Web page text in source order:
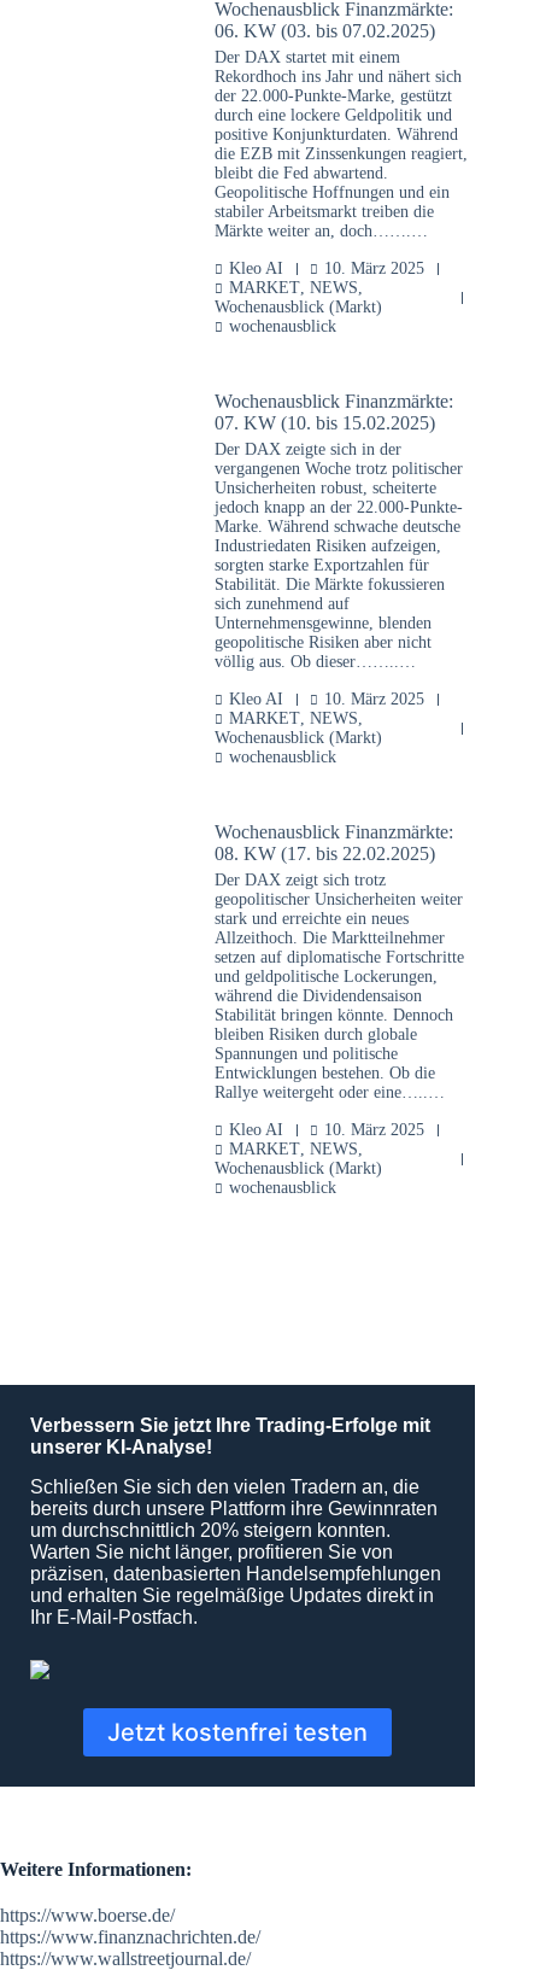
Wochenausblick Finanzmärkte:
06. KW (03. bis 07.02.2025)
Der DAX startet mit einem
Rekordhoch ins Jahr und nähert sich
der 22.000-Punkte-Marke, gestützt
durch eine lockere Geldpolitik und
positive Konjunkturdaten. Während
die EZB mit Zinssenkungen reagiert,
bleibt die Fed abwartend.
Geopolitische Hoffnungen und ein
stabiler Arbeitsmarkt treiben die
Märkte weiter an, doch…….…
Kleo AI
10. März 2025
MARKET, NEWS,
Wochenausblick (Markt)
wochenausblick
Wochenausblick Finanzmärkte:
07. KW (10. bis 15.02.2025)
Der DAX zeigte sich in der
vergangenen Woche trotz politischer
Unsicherheiten robust, scheiterte
jedoch knapp an der 22.000-Punkte-
Marke. Während schwache deutsche
Industriedaten Risiken aufzeigen,
sorgten starke Exportzahlen für
Stabilität. Die Märkte fokussieren
sich zunehmend auf
Unternehmensgewinne, blenden
geopolitische Risiken aber nicht
völlig aus. Ob dieser……..…
Kleo AI
10. März 2025
MARKET, NEWS,
Wochenausblick (Markt)
wochenausblick
Wochenausblick Finanzmärkte:
08. KW (17. bis 22.02.2025)
Der DAX zeigt sich trotz
geopolitischer Unsicherheiten weiter
stark und erreichte ein neues
Allzeithoch. Die Marktteilnehmer
setzen auf diplomatische Fortschritte
und geldpolitische Lockerungen,
während die Dividendensaison
Stabilität bringen könnte. Dennoch
bleiben Risiken durch globale
Spannungen und politische
Entwicklungen bestehen. Ob die
Rallye weitergeht oder eine…..…
Kleo AI
10. März 2025
MARKET, NEWS,
Wochenausblick (Markt)
wochenausblick
Verbessern Sie jetzt Ihre Trading-Erfolge mit
unserer KI-Analyse!
Schließen Sie sich den vielen Tradern an, die
bereits durch unsere Plattform ihre Gewinnraten
um durchschnittlich 20% steigern konnten.
Warten Sie nicht länger, profitieren Sie von
präzisen, datenbasierten Handelsempfehlungen
und erhalten Sie regelmäßige Updates direkt in
Ihr E-Mail-Postfach.
Jetzt kostenfrei testen
Weitere Informationen:
https://www.boerse.de/
https://www.finanznachrichten.de/
https://www.wallstreetjournal.de/